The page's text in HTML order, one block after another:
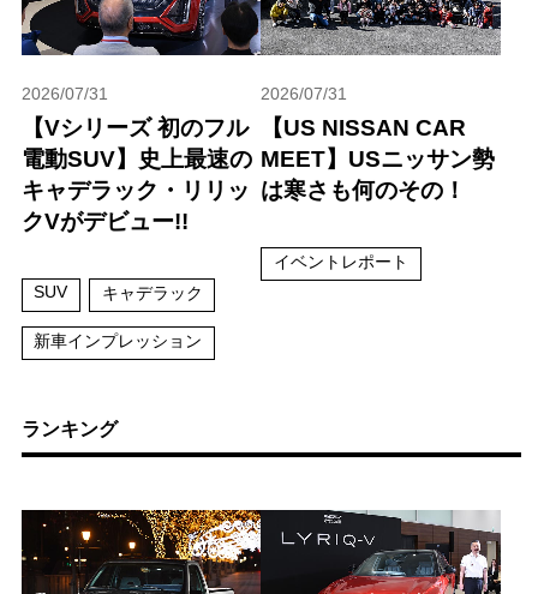
2026/07/31
【Vシリーズ 初のフル
電動SUV】史上最速の
キャデラック・リリッ
クVがデビュー!!
SUV キャデラック
新車インプレッション
2026/07/31
【US NISSAN CAR
MEET】USニッサン勢
は寒さも何のその！
イベントレポート
ランキング